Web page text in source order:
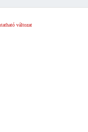
változat